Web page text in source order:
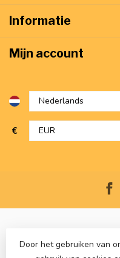
Informatie
Mijn account
€
Door het gebruiken van